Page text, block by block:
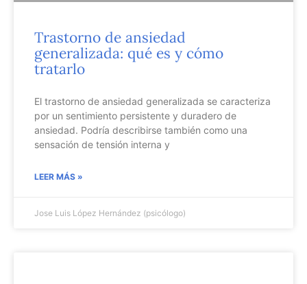
Trastorno de ansiedad
generalizada: qué es y cómo
tratarlo
El trastorno de ansiedad generalizada se caracteriza
por un sentimiento persistente y duradero de
ansiedad. Podría describirse también como una
sensación de tensión interna y
LEER MÁS »
Jose Luis López Hernández (psicólogo)